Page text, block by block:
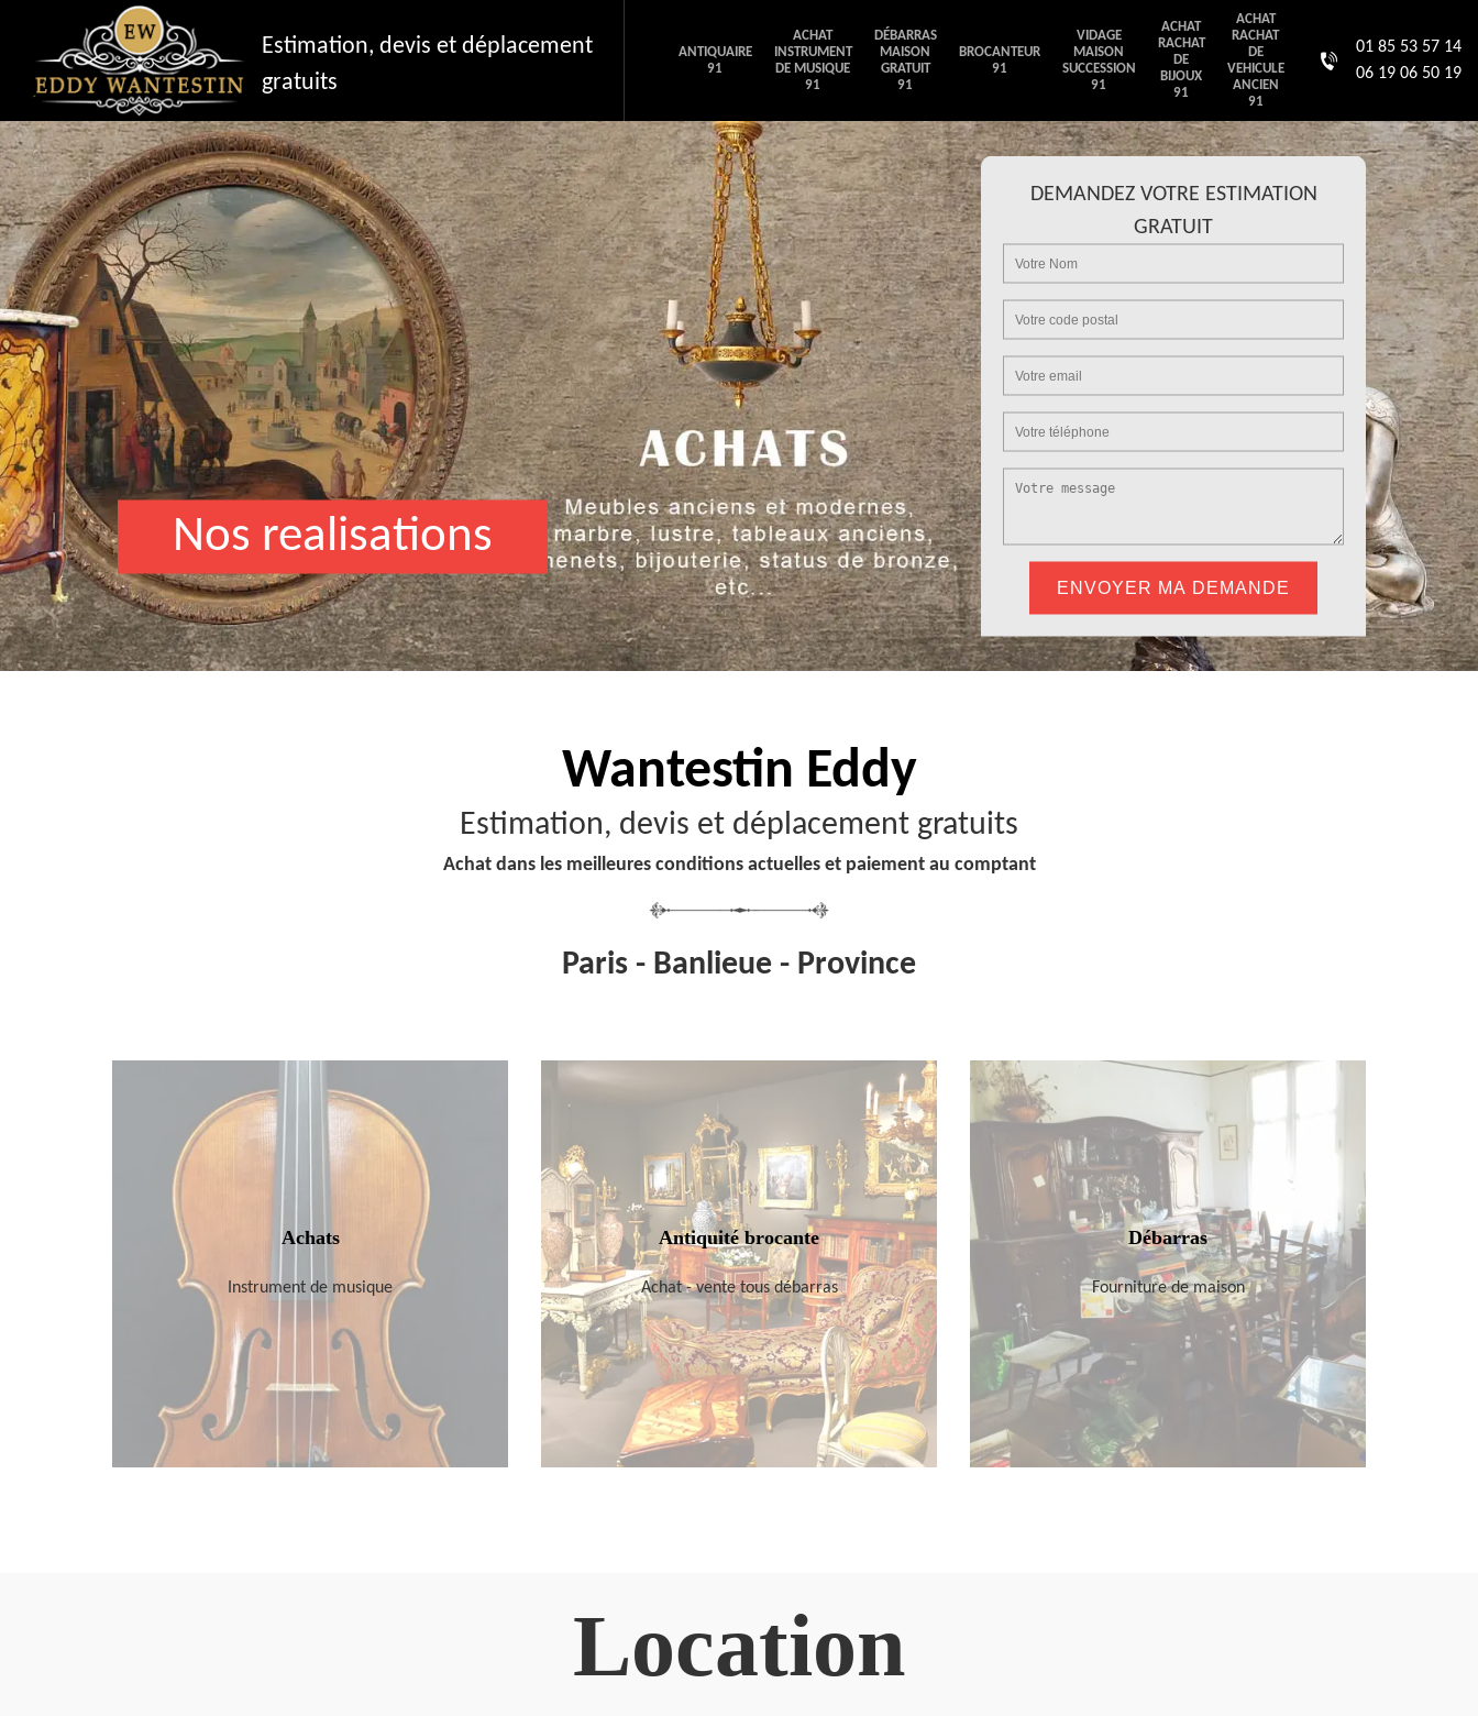
Estimation, devis et déplacement
gratuits
ANTIQUAIRE
91
ACHAT
INSTRUMENT
DE MUSIQUE
91
DÉBARRAS
MAISON
GRATUIT
91
BROCANTEUR
91
VIDAGE
MAISON
SUCCESSION
91
ACHAT
RACHAT
DE
BIJOUX
91
ACHAT
RACHAT
DE
VEHICULE
ANCIEN
91
01 85 53 57 14
06 19 06 50 19
Nos realisations
DEMANDEZ VOTRE ESTIMATION
GRATUIT
Wantestin Eddy
Estimation, devis et déplacement gratuits
Achat dans les meilleures conditions actuelles et paiement au comptant
Paris - Banlieue - Province
Achats
Instrument de musique
Antiquité brocante
Achat - vente tous débarras
Débarras
Fourniture de maison
Location